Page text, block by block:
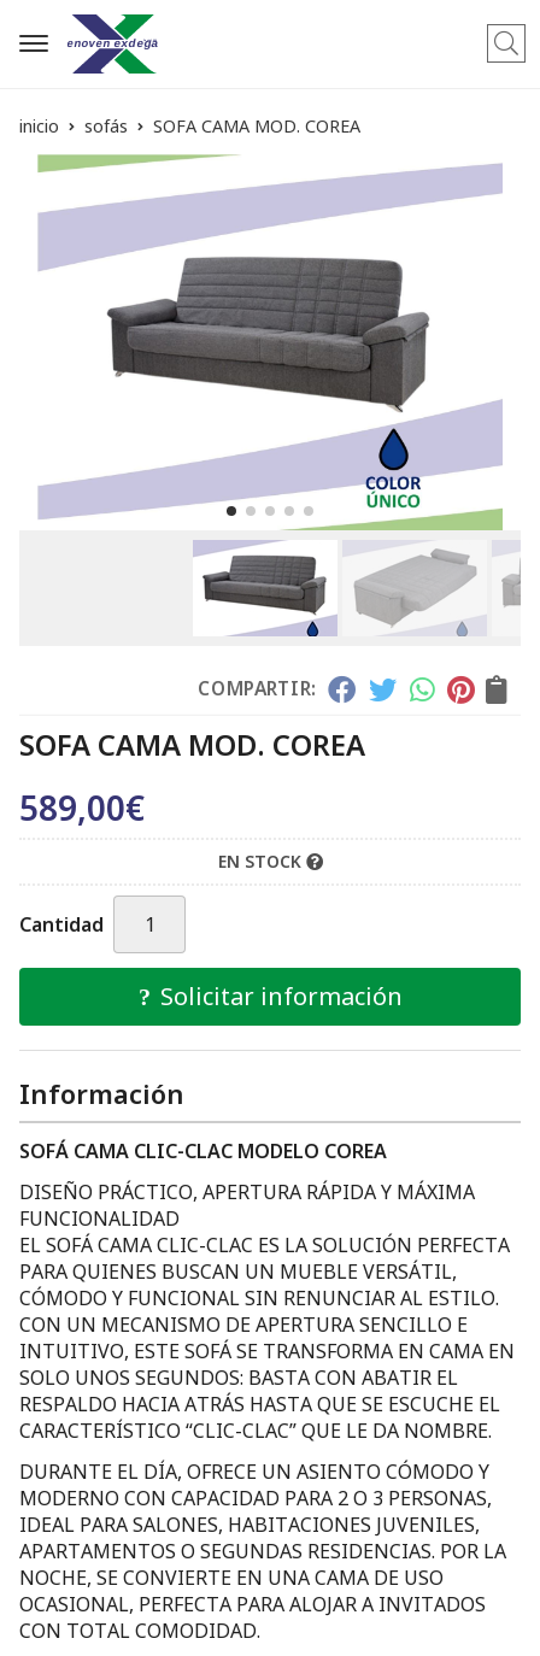
inicio sofás SOFA CAMA MOD. COREA
COMPARTIR:
SOFA CAMA MOD. COREA
589,00€
EN STOCK
Cantidad
Solicitar información
Información
SOFÁ CAMA CLIC-CLAC MODELO COREA
DISEÑO PRÁCTICO, APERTURA RÁPIDA Y MÁXIMA
FUNCIONALIDAD
EL SOFÁ CAMA CLIC-CLAC ES LA SOLUCIÓN PERFECTA
PARA QUIENES BUSCAN UN MUEBLE VERSÁTIL,
CÓMODO Y FUNCIONAL SIN RENUNCIAR AL ESTILO.
CON UN MECANISMO DE APERTURA SENCILLO E
INTUITIVO, ESTE SOFÁ SE TRANSFORMA EN CAMA EN
SOLO UNOS SEGUNDOS: BASTA CON ABATIR EL
RESPALDO HACIA ATRÁS HASTA QUE SE ESCUCHE EL
CARACTERÍSTICO “CLIC-CLAC” QUE LE DA NOMBRE.
DURANTE EL DÍA, OFRECE UN ASIENTO CÓMODO Y
MODERNO CON CAPACIDAD PARA 2 O 3 PERSONAS,
IDEAL PARA SALONES, HABITACIONES JUVENILES,
APARTAMENTOS O SEGUNDAS RESIDENCIAS. POR LA
NOCHE, SE CONVIERTE EN UNA CAMA DE USO
OCASIONAL, PERFECTA PARA ALOJAR A INVITADOS
CON TOTAL COMODIDAD.